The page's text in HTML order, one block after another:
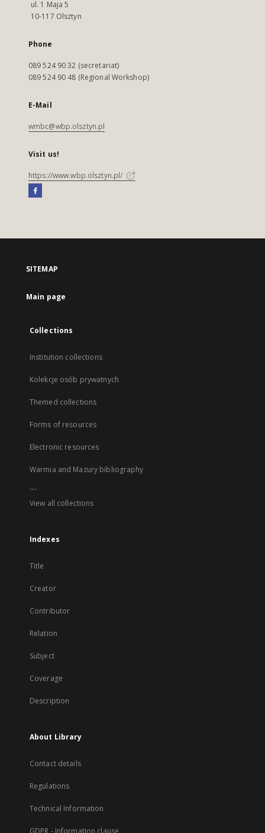
ul. 1 Maja 5
10-117 Olsztyn
Phone
089 524 90 32 (secretariat)
089 524 90 48 (Regional Workshop)
E-Mail
wmbc@wbp.olsztyn.pl
Visit us!
https://www.wbp.olsztyn.pl/
SITEMAP
Main page
Collections
Institution collections
Kolekcje osób prywatnych
Themed collections
Forms of resources
Electronic resources
Warmia and Mazury bibliography
...
View all collections
Indexes
Title
Creator
Contributor
Relation
Subject
Coverage
Description
About Library
Contact details
Regulations
Technical Information
GDPR - Information clause